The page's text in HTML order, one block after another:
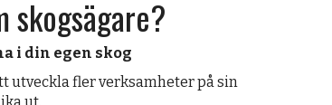
skogsägare?
i din egen skog
utveckla fler verksamheter på sin